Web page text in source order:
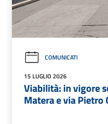
COMUNICATI
15 LUGLIO 2026
Viabilità: in vigore
Matera e via Pietro